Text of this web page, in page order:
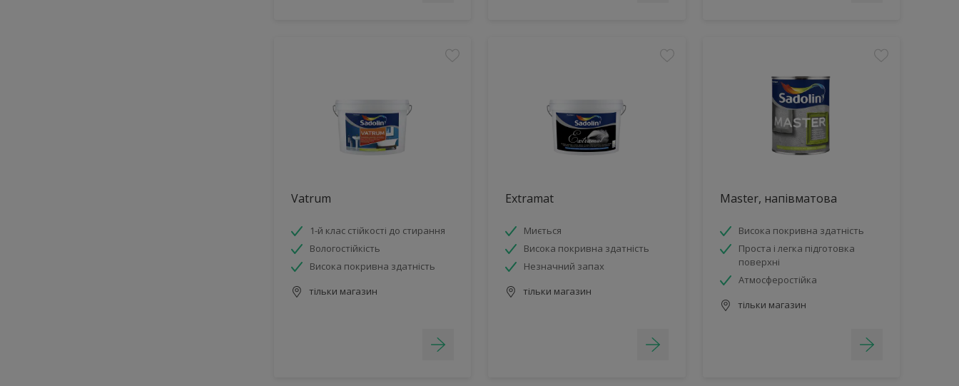
Vatrum
1-й клас стійкості до стирання
Вологостійкість
Висока покривна здатність
тільки магазин
Extramat
Миється
Висока покривна здатність
Незначний запах
тільки магазин
Master, напівматова
Висока покривна здатність
Проста і легка підготовка
поверхні
Атмосферостійка
тільки магазин